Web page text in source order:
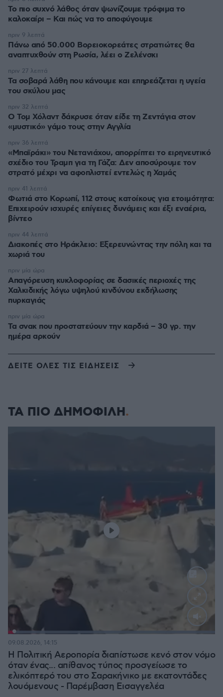
Το πιο συχνό λάθος όταν ψωνίζουμε τρόφιμα το
καλοκαίρι – Και πώς να το αποφύγουμε
Πάνω από 50.000 Βορειοκορεάτες στρατιώτες θα
αναπτυχθούν στη Ρωσία, λέει ο Ζελένσκι
πριν 9 λεπτά
Τα σοβαρά λάθη που κάνουμε και επηρεάζεται η υγεία
του σκύλου μας
πριν 27 λεπτά
Ο Τομ Χόλαντ δάκρυσε όταν είδε τη Ζεντάγια στον
«μυστικό» γάμο τους στην Αγγλία
πριν 32 λεπτά
«Μπαϊράκι» του Νετανιάχου, απορρίπτει το ειρηνευτικό
σχέδιο του Τραμπ για τη Γάζα: Δεν αποσύρουμε τον
στρατό μέχρι να αφοπλιστεί εντελώς η Χαμάς
πριν 36 λεπτά
Φωτιά στο Κορωπί, 112 στους κατοίκους για ετοιμότητα:
Επιχειρούν ισχυρές επίγειες δυνάμεις και έξι εναέρια,
βίντεο
πριν 41 λεπτά
Διακοπές στο Ηράκλειο: Εξερευνώντας την πόλη και τα
χωριά του
πριν 44 λεπτά
Απαγόρευση κυκλοφορίας σε δασικές περιοχές της
Χαλκιδικής λόγω υψηλού κινδύνου εκδήλωσης
πυρκαγιάς
πριν μία ώρα
Τα σνακ που προστατεύουν την καρδιά – 30 γρ. την
ημέρα αρκούν
πριν μία ώρα
ΔΕΙΤΕ ΟΛΕΣ ΤΙΣ ΕΙΔΗΣΕΙΣ
ΤΑ ΠΙΟ ΔΗΜΟΦΙΛΗ
:
Η Πολιτική Αεροπορία διαπίστωσε κενό στον νόμο
όταν ένας... απίθανος τύπος προσγείωσε το
ελικόπτερό του στο Σαρακήνικο με εκατοντάδες
λουόμενους - Παρέμβαση Εισαγγελέα
09.08.2026, 14:15